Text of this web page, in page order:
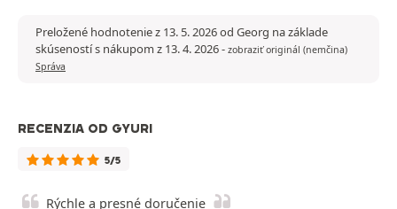
Preložené hodnotenie z 13. 5. 2026 od Georg na základe
skúseností s nákupom z 13. 4. 2026- zobraziť originál (nemčina)
Správa
RECENZIA OD GYURI
5/5
Rýchle a presné doručenie